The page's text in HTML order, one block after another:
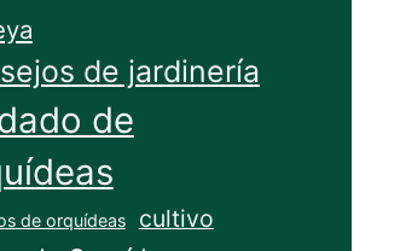
de jardinería
de
de orquídeas cultivo